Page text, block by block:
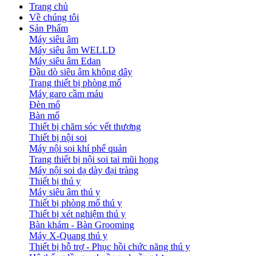
Trang chủ
Về chúng tôi
Sản Phẩm
Máy siêu âm
Máy siêu âm WELLD
Máy siêu âm Edan
Đầu dò siêu âm không dây
Trang thiết bị phòng mổ
Máy garo cầm máu
Đèn mổ
Bàn mổ
Thiết bị chăm sóc vết thương
Thiết bị nội soi
Máy nội soi khí phế quản
Trang thiết bị nội soi tai mũi họng
Máy nội soi dạ dày đại tràng
Thiết bị thú y
Máy siêu âm thú y
Thiết bị phòng mổ thú y
Thiết bị xét nghiệm thú y
Bàn khám - Bàn Grooming
Máy X-Quang thú y
Thiết bị hỗ trợ - Phục hồi chức năng thú y